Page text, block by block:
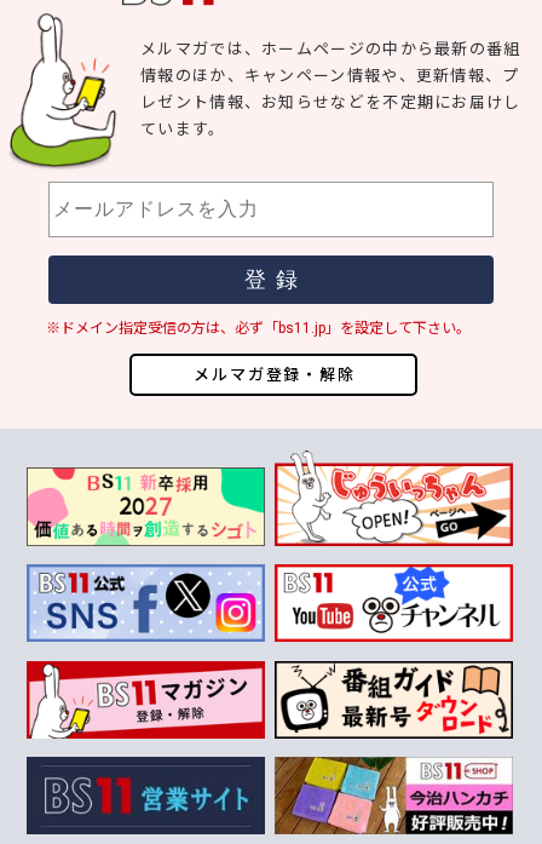
メルマガ登録・解除
メルマガでは、ホームページの中から最新の番組
情報のほか、キャンペーン情報や、更新情報、プ
レゼント情報、お知らせなどを不定期にお届けし
ています。
※ドメイン指定受信の方は、必ず「bs11.jp」を設定して下さい。